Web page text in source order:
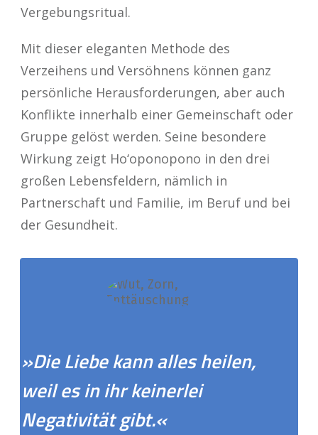
Vergebungsritual.
Mit dieser eleganten Methode des
Verzeihens und Versöhnens können ganz
persönliche Herausforderungen, aber auch
Konflikte innerhalb einer Gemeinschaft oder
Gruppe gelöst werden. Seine besondere
Wirkung zeigt Ho‘oponopono in den drei
großen Lebensfeldern, nämlich in
Partnerschaft und Familie, im Beruf und bei
der Gesundheit.
»Die Liebe kann alles heilen,
weil es in ihr keinerlei
Negativität gibt.«